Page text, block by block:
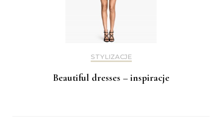
STYLIZACJE
Beautiful dresses – inspiracje